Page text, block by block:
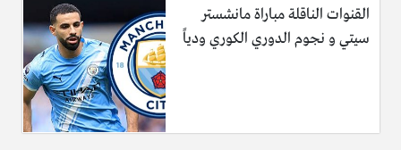
القنوات الناقلة مباراة مانشستر
سيتي و نجوم الدوري الكوري ودياً